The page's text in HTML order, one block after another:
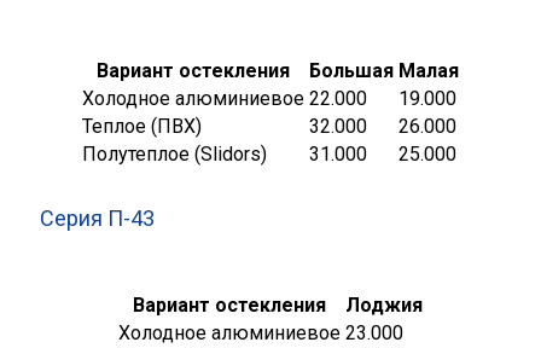
Вариант остекления Большая Малая
Холодное алюминиевое 22.000
19.000
Теплое (ПВХ)
32.000
26.000
Полутеплое (Slidors)
31.000 25.000
Серия П-43
Вариант остекления
Лоджия
Холодное алюминиевое 23.000